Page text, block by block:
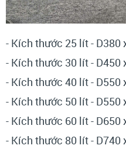
- Kích thước 25 lít - D380
- Kích thước 30 lít - D450
- Kích thước 40 lít - D550
- Kích thước 50 lít - D550
- Kích thước 60 lít - D650
- Kích thước 80 lít - D740